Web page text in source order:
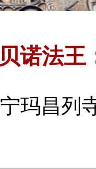
贝诺法王
宁玛昌列